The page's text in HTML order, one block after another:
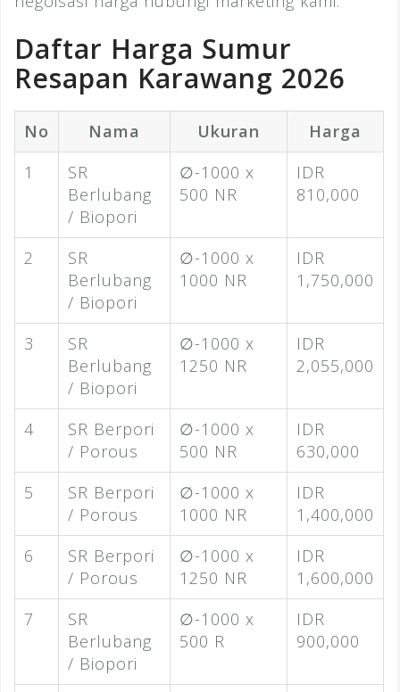
Daftar Harga Sumur
Resapan Karawang 2026
No Nama Ukuran
Harga
1
SR
Berlubang
/ Biopori
∅-1000 x
500 NR
IDR
810,000
2
SR
Berlubang
/ Biopori
∅-1000 x
1000 NR
IDR
1,750,000
3
SR
Berlubang
/ Biopori
∅-1000 x
1250 NR
IDR
2,055,000
4
SR Berpori
/ Porous
∅-1000 x
500 NR
IDR
630,000
5
SR Berpori
/ Porous
∅-1000 x
1000 NR
IDR
1,400,000
6
SR Berpori
/ Porous
∅-1000 x
1250 NR
IDR
1,600,000
7
SR
Berlubang
/ Biopori
∅-1000 x
500 R
IDR
900,000